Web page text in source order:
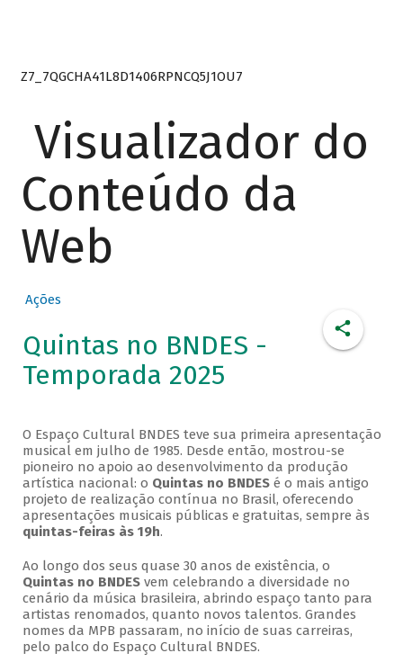
Z7_7QGCHA41L8D1406RPNCQ5J1OU7
Visualizador do
Conteúdo da
Web
Ações
Quintas no BNDES -
Temporada 2025
O Espaço Cultural BNDES teve sua primeira apresentação
musical em julho de 1985. Desde então, mostrou-se
pioneiro no apoio ao desenvolvimento da produção
artística nacional: o Quintas no BNDESé o mais antigo
projeto de realização contínua no Brasil, oferecendo
apresentações musicais públicas e gratuitas, sempre às
quintas-feiras às 19h.
Ao longo dos seus quase 30 anos de existência, o
Quintas no BNDESvem celebrando a diversidade no
cenário da música brasileira, abrindo espaço tanto para
artistas renomados, quanto novos talentos. Grandes
nomes da MPB passaram, no início de suas carreiras,
pelo palco do Espaço Cultural BNDES.